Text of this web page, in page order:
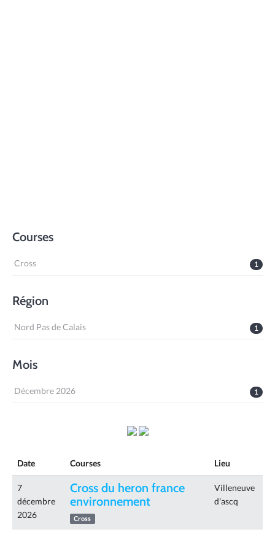
Courses
1
Cross
Région
1
Nord Pas de Calais
Mois
1
Décembre 2026
Date Courses Lieu
7
décembre
2026
Cross du heron france
environnement
Cross
Villeneuve
d'ascq